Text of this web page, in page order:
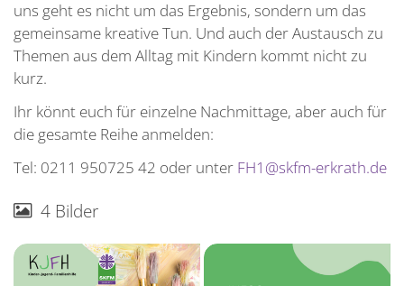
uns geht es nicht um das Ergebnis, sondern um das
gemeinsame kreative Tun. Und auch der Austausch zu
Themen aus dem Alltag mit Kindern kommt nicht zu
kurz.
Ihr könnt euch für einzelne Nachmittage, aber auch für
die gesamte Reihe anmelden:
Tel: 0211 950725 42 oder unter FH1@skfm-erkrath.de
4 Bilder